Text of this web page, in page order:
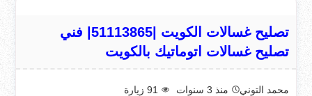
تصليح غسالات الكويت |51113865| فني
تصليح غسالات اتوماتيك بالكويت
محمد التوني منذ 3 سنوات 91 زيارة